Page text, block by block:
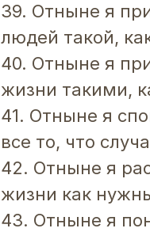
39. Отныне я
людей такой,
40. Отныне я
жизни такими,
41. Отныне я
все то, что
42. Отныне я
жизни как
43. Отныне я